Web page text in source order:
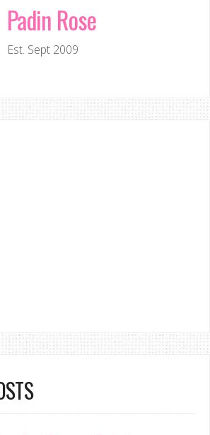
Padin Rose
Est. Sept 2009